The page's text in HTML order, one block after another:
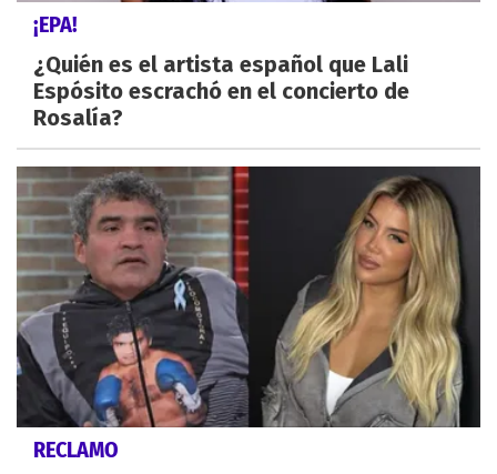
¡EPA!
¿Quién es el artista español que Lali
Espósito escrachó en el concierto de
Rosalía?
RECLAMO